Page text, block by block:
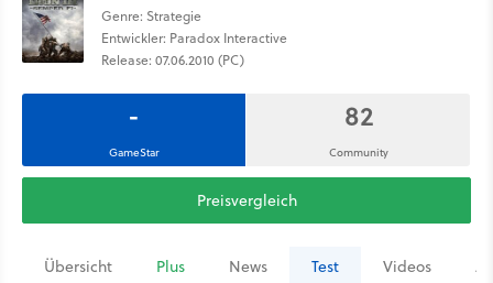
Genre: Strategie
Entwickler: Paradox Interactive
Release: 07.06.2010 (PC)
-
GameStar
82
Community
Preisvergleich
Übersicht Plus News Test Videos